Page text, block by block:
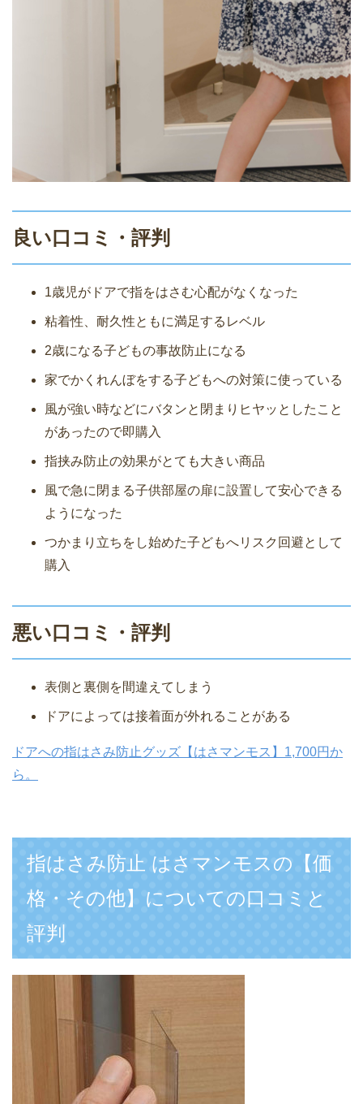
良い口コミ・評判
1歳児がドアで指をはさむ心配がなくなった
粘着性、耐久性ともに満足するレベル
2歳になる子どもの事故防止になる
家でかくれんぼをする子どもへの対策に使っている
風が強い時などにバタンと閉まりヒヤッとしたこと
があったので即購入
指挟み防止の効果がとても大きい商品
風で急に閉まる子供部屋の扉に設置して安心できる
ようになった
つかまり立ちをし始めた子どもへリスク回避として
購入
悪い口コミ・評判
表側と裏側を間違えてしまう
ドアによっては接着面が外れることがある
ドアへの指はさみ防止グッズ【はさマンモス】1,700円か
ら。
指はさみ防止 はさマンモスの【価
格・その他】についての口コミと
評判